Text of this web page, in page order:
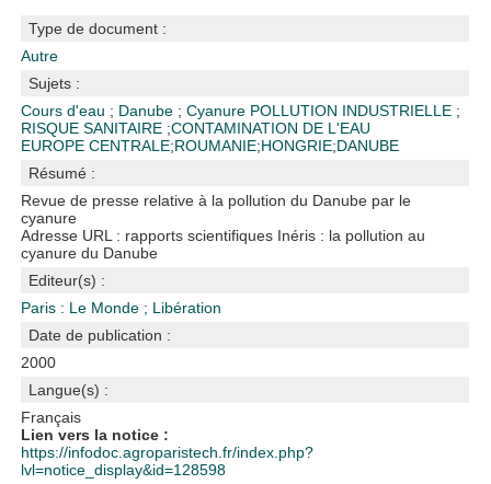
Type de document :
Autre
Sujets :
Cours d'eau ; Danube ;Cyanure POLLUTION INDUSTRIELLE ;
RISQUE SANITAIRE ;CONTAMINATION DE L'EAU
EUROPE CENTRALE;ROUMANIE;HONGRIE;DANUBE
Résumé :
Revue de presse relative à la pollution du Danube par le
cyanure
Adresse URL : rapports scientifiques Inéris : la pollution au
cyanure du Danube
Editeur(s) :
Paris : Le Monde ; Libération
Date de publication :
2000
Langue(s) :
Français
Lien vers la notice :
https://infodoc.agroparistech.fr/index.php?
lvl=notice_display&id=128598